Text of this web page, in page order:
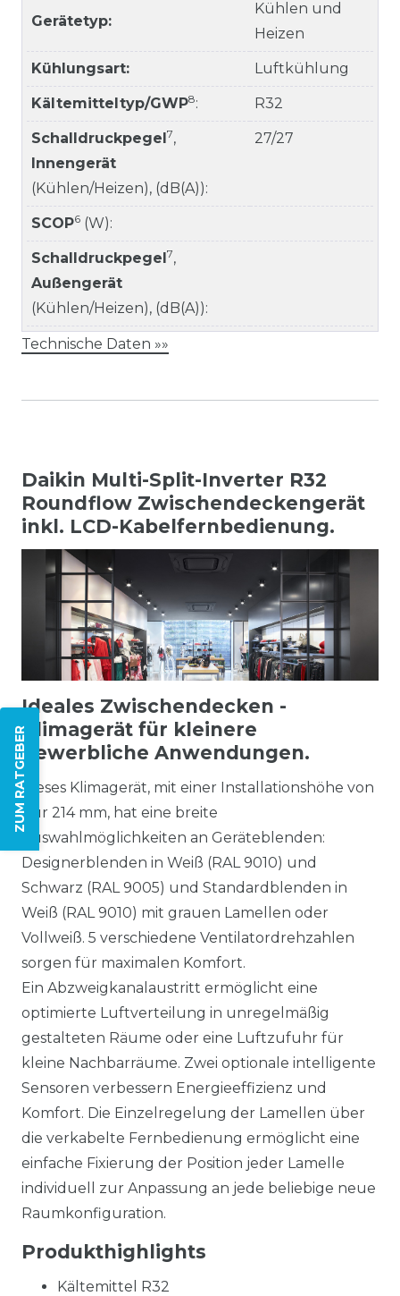
ZUM RATGEBER
Gerätetyp:
Kühlen und
Heizen
Kühlungsart: Luftkühlung
Kältemitteltyp/GWP8: R32
Schalldruckpegel 7,
Innengerät
(Kühlen/Heizen), (dB(A)):
27/27
SCOP6 (W):
Schalldruckpegel 7,
Außengerät
(Kühlen/Heizen), (dB(A)):
Technische Daten »»
Daikin Multi-Split-Inverter R32
Roundflow Zwischendeckengerät
inkl. LCD-Kabelfernbedienung.
Ideales Zwischendecken -
Klimagerät für kleinere
gewerbliche Anwendungen.
Dieses Klimagerät, mit einer Installationshöhe von
nur 214 mm, hat eine breite
Auswahlmöglichkeiten an Geräteblenden:
Designerblenden in Weiß (RAL 9010) und
Schwarz (RAL 9005) und Standardblenden in
Weiß (RAL 9010) mit grauen Lamellen oder
Vollweiß. 5 verschiedene Ventilatordrehzahlen
sorgen für maximalen Komfort.
Ein Abzweigkanalaustritt ermöglicht eine
optimierte Luftverteilung in unregelmäßig
gestalteten Räume oder eine Luftzufuhr für
kleine Nachbarräume. Zwei optionale intelligente
Sensoren verbessern Energieeffizienz und
Komfort. Die Einzelregelung der Lamellen über
die verkabelte Fernbedienung ermöglicht eine
einfache Fixierung der Position jeder Lamelle
individuell zur Anpassung an jede beliebige neue
Raumkonfiguration.
Produkthighlights
Kältemittel R32